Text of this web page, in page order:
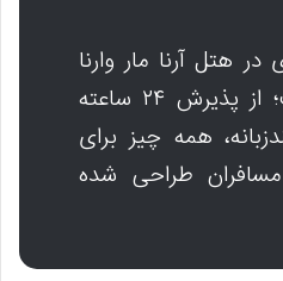
هتل آرنا مار وارنا
فراتر از انتظار است؛ از پذیرش ۲۴ ساعته
همه چیز برای
طراحی شده